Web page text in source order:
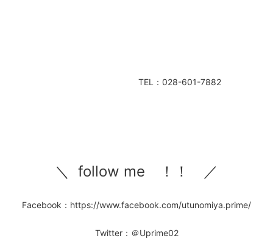
TEL：028-601-7882
＼ follow me ！！ ／
Facebook：https://www.facebook.com/utunomiya.prime/
Twitter：＠Uprime02